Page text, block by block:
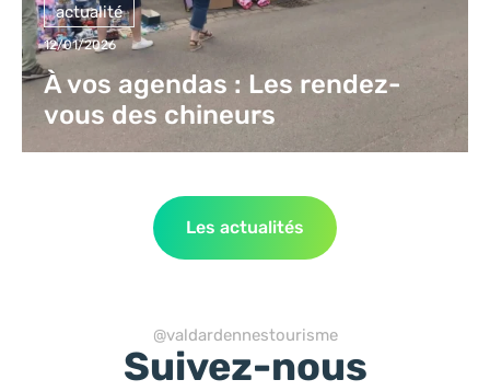
actualité
12/01/2026
À vos agendas : Les rendez-
vous des chineurs
Les actualités
@valdardennestourisme
Suivez-nous